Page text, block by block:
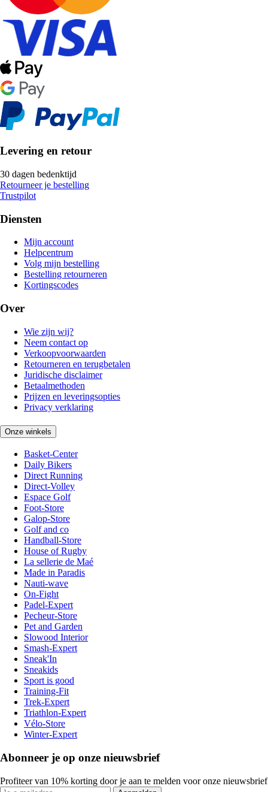
Levering en retour
30 dagen bedenktijd
Retourneer je bestelling
Trustpilot
Diensten
Mijn account
Helpcentrum
Volg mijn bestelling
Bestelling retourneren
Kortingscodes
Over
Wie zijn wij?
Neem contact op
Verkoopvoorwaarden
Retourneren en terugbetalen
Juridische disclaimer
Betaalmethoden
Prijzen en leveringsopties
Privacy verklaring
Onze winkels
Basket-Center
Daily Bikers
Direct Running
Direct-Volley
Espace Golf
Foot-Store
Galop-Store
Golf and co
Handball-Store
House of Rugby
La sellerie de Maé
Made in Paradis
Nauti-wave
On-Fight
Padel-Expert
Pecheur-Store
Pet and Garden
Slowood Interior
Smash-Expert
Sneak'In
Sneakids
Sport is good
Training-Fit
Trek-Expert
Triathlon-Expert
Vélo-Store
Winter-Expert
Abonneer je op onze nieuwsbrief
Profiteer van 10% korting door je aan te melden voor onze nieuwsbrief